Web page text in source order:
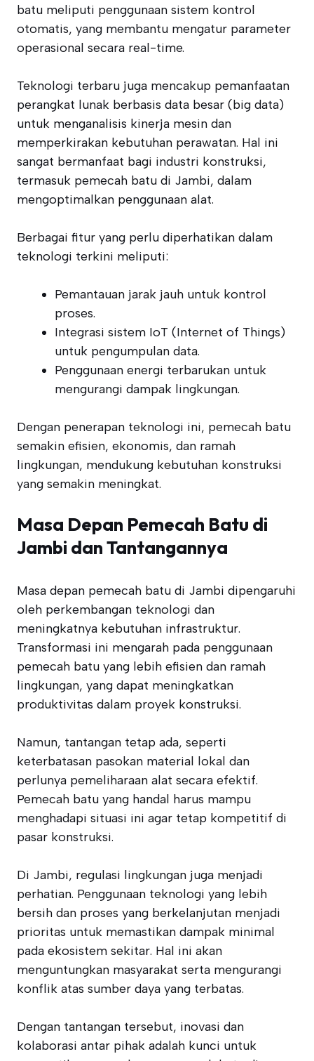
batu meliputi penggunaan sistem kontrol
otomatis, yang membantu mengatur parameter
operasional secara real-time.
Teknologi terbaru juga mencakup pemanfaatan
perangkat lunak berbasis data besar (big data)
untuk menganalisis kinerja mesin dan
memperkirakan kebutuhan perawatan. Hal ini
sangat bermanfaat bagi industri konstruksi,
termasuk pemecah batu di Jambi, dalam
mengoptimalkan penggunaan alat.
Berbagai fitur yang perlu diperhatikan dalam
teknologi terkini meliputi:
Pemantauan jarak jauh untuk kontrol
proses.
Integrasi sistem IoT (Internet of Things)
untuk pengumpulan data.
Penggunaan energi terbarukan untuk
mengurangi dampak lingkungan.
Dengan penerapan teknologi ini, pemecah batu
semakin efisien, ekonomis, dan ramah
lingkungan, mendukung kebutuhan konstruksi
yang semakin meningkat.
Masa Depan Pemecah Batu di
Jambi dan Tantangannya
Masa depan pemecah batu di Jambi dipengaruhi
oleh perkembangan teknologi dan
meningkatnya kebutuhan infrastruktur.
Transformasi ini mengarah pada penggunaan
pemecah batu yang lebih efisien dan ramah
lingkungan, yang dapat meningkatkan
produktivitas dalam proyek konstruksi.
Namun, tantangan tetap ada, seperti
keterbatasan pasokan material lokal dan
perlunya pemeliharaan alat secara efektif.
Pemecah batu yang handal harus mampu
menghadapi situasi ini agar tetap kompetitif di
pasar konstruksi.
Di Jambi, regulasi lingkungan juga menjadi
perhatian. Penggunaan teknologi yang lebih
bersih dan proses yang berkelanjutan menjadi
prioritas untuk memastikan dampak minimal
pada ekosistem sekitar. Hal ini akan
menguntungkan masyarakat serta mengurangi
konflik atas sumber daya yang terbatas.
Dengan tantangan tersebut, inovasi dan
kolaborasi antar pihak adalah kunci untuk